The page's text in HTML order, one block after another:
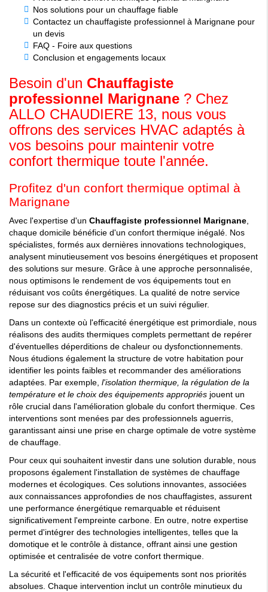
Nos solutions pour un chauffage fiable
Contactez un chauffagiste professionnel à Marignane pour
un devis
FAQ - Foire aux questions
Conclusion et engagements locaux
Besoin d'un Chauffagiste
professionnel Marignane ? Chez
ALLO CHAUDIERE 13, nous vous
offrons des services HVAC adaptés à
vos besoins pour maintenir votre
confort thermique toute l'année.
Profitez d'un confort thermique optimal à
Marignane
Avec l'expertise d'un Chauffagiste professionnel Marignane,
chaque domicile bénéficie d'un confort thermique inégalé. Nos
spécialistes, formés aux dernières innovations technologiques,
analysent minutieusement vos besoins énergétiques et proposent
des solutions sur mesure. Grâce à une approche personnalisée,
nous optimisons le rendement de vos équipements tout en
réduisant vos coûts énergétiques. La qualité de notre service
repose sur des diagnostics précis et un suivi régulier.
Dans un contexte où l'efficacité énergétique est primordiale, nous
réalisons des audits thermiques complets permettant de repérer
d'éventuelles déperditions de chaleur ou dysfonctionnements.
Nous étudions également la structure de votre habitation pour
identifier les points faibles et recommander des améliorations
adaptées. Par exemple, l'isolation thermique, la régulation de la
température et le choix des équipements appropriés jouent un
rôle crucial dans l'amélioration globale du confort thermique. Ces
interventions sont menées par des professionnels aguerris,
garantissant ainsi une prise en charge optimale de votre système
de chauffage.
Pour ceux qui souhaitent investir dans une solution durable, nous
proposons également l'installation de systèmes de chauffage
modernes et écologiques. Ces solutions innovantes, associées
aux connaissances approfondies de nos chauffagistes, assurent
une performance énergétique remarquable et réduisent
significativement l'empreinte carbone. En outre, notre expertise
permet d'intégrer des technologies intelligentes, telles que la
domotique et le contrôle à distance, offrant ainsi une gestion
optimisée et centralisée de votre confort thermique.
La sécurité et l'efficacité de vos équipements sont nos priorités
absolues. Chaque intervention inclut un contrôle minutieux du